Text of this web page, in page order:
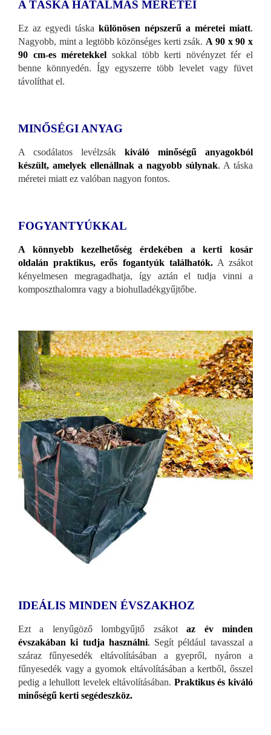
A TÁSKA HATALMAS MÉRETEI
Ez az egyedi táska különösen népszerű a méretei miatt.
Nagyobb, mint a legtöbb közönséges kerti zsák. A 90 x 90 x
90 cm-es méretekkel sokkal több kerti növényzet fér el
benne könnyedén. Így egyszerre több levelet vagy füvet
távolíthat el.
MINŐSÉGI ANYAG
A csodálatos levélzsák kiváló minőségű anyagokból
készült, amelyek ellenállnak a nagyobb súlynak. A táska
méretei miatt ez valóban nagyon fontos.
FOGYANTYÚKKAL
A könnyebb kezelhetőség érdekében a kerti kosár
oldalán praktikus, erős fogantyúk találhatók.A zsákot
kényelmesen megragadhatja, így aztán el tudja vinni a
komposzthalomra vagy a biohulladékgyűjtőbe.
IDEÁLIS MINDEN ÉVSZAKHOZ
Ezt a lenyűgöző lombgyűjtő zsákotaz év minden
évszakában ki tudja használni. Segít például tavasszal a
száraz fűnyesedék eltávolításában a gyepről, nyáron a
fűnyesedék vagy a gyomok eltávolításában a kertből, ősszel
pedig a lehullott levelek eltávolításában. Praktikus és kiváló
minőségű kerti segédeszköz.